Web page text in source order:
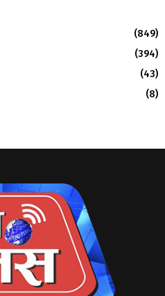
(849)
(394)
(43)
(8)